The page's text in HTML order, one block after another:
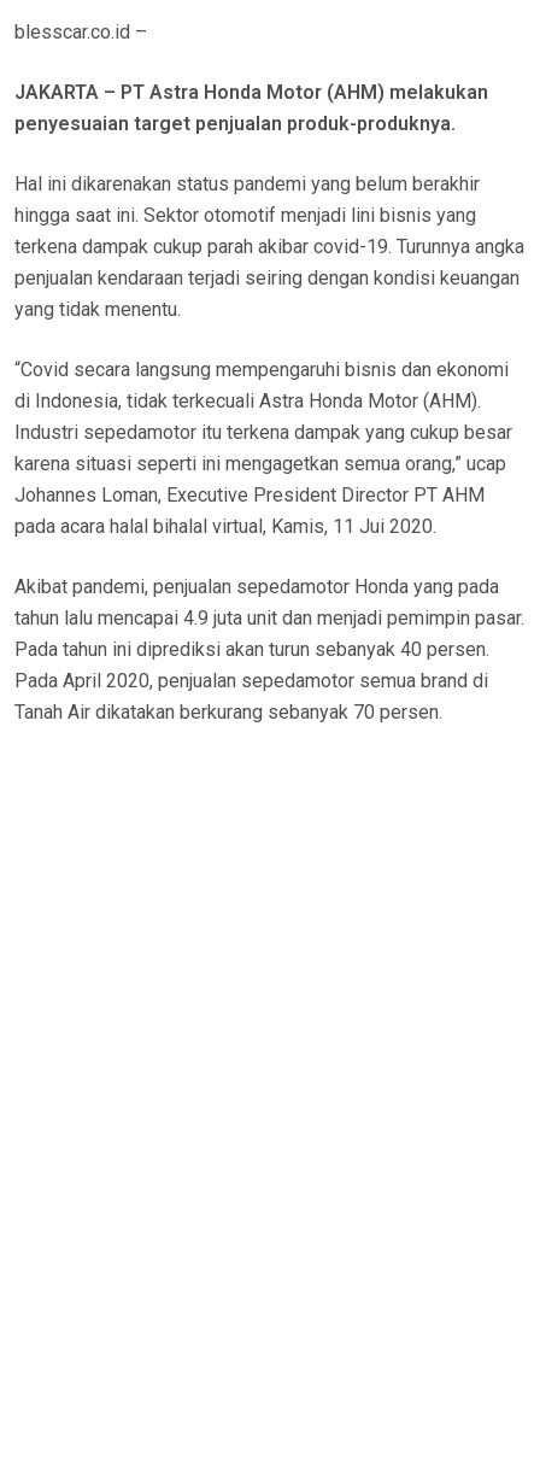
blesscar.co.id –
JAKARTA – PT Astra Honda Motor (AHM) melakukan
penyesuaian target penjualan produk-produknya.
Hal ini dikarenakan status pandemi yang belum berakhir
hingga saat ini. Sektor otomotif menjadi lini bisnis yang
terkena dampak cukup parah akibar covid-19. Turunnya angka
penjualan kendaraan terjadi seiring dengan kondisi keuangan
yang tidak menentu.
“Covid secara langsung mempengaruhi bisnis dan ekonomi
di Indonesia, tidak terkecuali Astra Honda Motor (AHM).
Industri sepedamotor itu terkena dampak yang cukup besar
karena situasi seperti ini mengagetkan semua orang,” ucap
Johannes Loman, Executive President Director PT AHM
pada acara halal bihalal virtual, Kamis, 11 Jui 2020.
Akibat pandemi, penjualan sepedamotor Honda yang pada
tahun lalu mencapai 4.9 juta unit dan menjadi pemimpin pasar.
Pada tahun ini diprediksi akan turun sebanyak 40 persen.
Pada April 2020, penjualan sepedamotor semua brand di
Tanah Air dikatakan berkurang sebanyak 70 persen.